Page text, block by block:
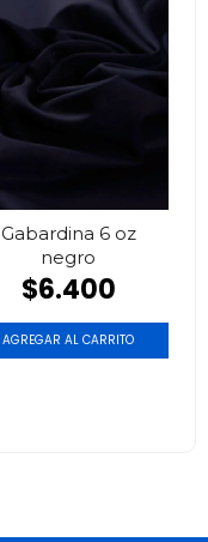
Gabardina 6 oz
negro
$6.400
AGREGAR AL CARRITO